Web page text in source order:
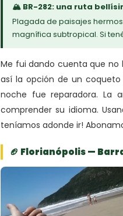
🏔 BR-282: una ruta
Plagada de paisajes
magnífica subtropical. Si
Me fui dando cuenta que no
así la opción de un
noche fue reparadora. La
comprender su idioma.
teníamos adonde ir!
🏈 Florianópolis —